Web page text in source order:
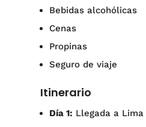
Bebidas alcohólicas
Cenas
Propinas
Seguro de viaje
Itinerario
Día 1: Llegada a Lima